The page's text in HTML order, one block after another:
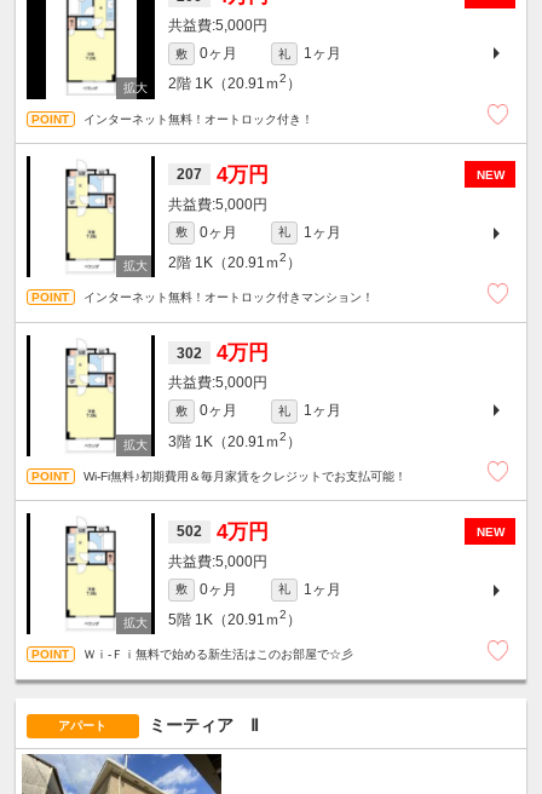
5,000円
敷 0ヶ月 礼
1ヶ月
2階 1K（20.91ｍ2 ）
インターネット無料！オートロック付き！
NEW
207 4万円
5,000円
敷 0ヶ月 礼
1ヶ月
2階 1K（20.91ｍ2 ）
インターネット無料！オートロック付きマンション！
302 4万円
5,000円
敷 0ヶ月 礼
1ヶ月
3階 1K（20.91ｍ2 ）
Wi-Fi無料♪初期費用＆毎月家賃をクレジットでお支払可能！
NEW
502 4万円
5,000円
敷 0ヶ月 礼
1ヶ月
5階 1K（20.91ｍ2 ）
Ｗｉ-Ｆｉ無料で始める新生活はこのお部屋で☆彡
アパート ミーティア Ⅱ